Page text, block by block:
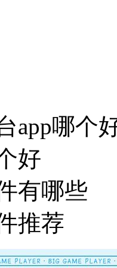
app哪个
好
有哪些
推荐